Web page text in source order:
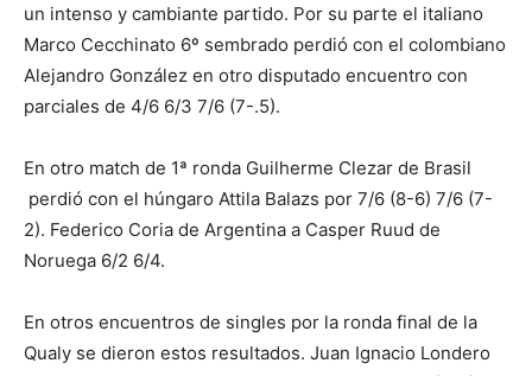
un intenso y cambiante partido. Por su parte el italiano
Marco Cecchinato 6º sembrado perdió con el colombiano
Alejandro González en otro disputado encuentro con
parciales de 4/6 6/3 7/6 (7-.5).
En otro match de 1ª ronda Guilherme Clezar de Brasil
perdió con el húngaro Attila Balazs por 7/6 (8-6) 7/6 (7-
2). Federico Coria de Argentina a Casper Ruud de
Noruega 6/2 6/4.
En otros encuentros de singles por la ronda final de la
Qualy se dieron estos resultados. Juan Ignacio Londero